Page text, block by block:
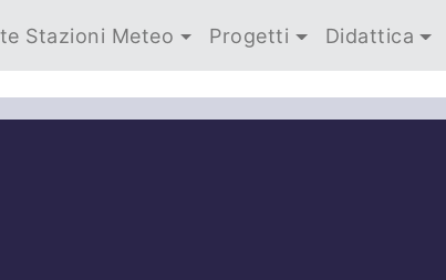
Stazioni Meteo Progetti Didattica